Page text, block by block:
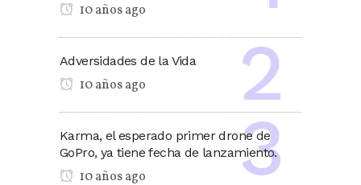
10 años ago
Adversidades de la Vida
10 años ago
Karma, el esperado primer drone de
GoPro, ya tiene fecha de lanzamiento.
10 años ago